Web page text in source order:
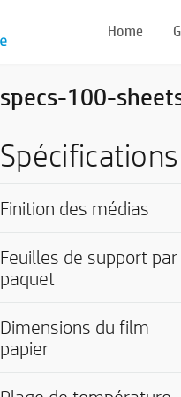
Home
specs-100-
Finition des médias
Feuilles de support par
paquet
Dimensions du film
papier